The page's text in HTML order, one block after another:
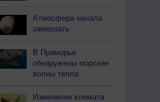
Атмосфера начала
замерзать
В Приморье
обнаружены морские
волны тепла
Изменение климата